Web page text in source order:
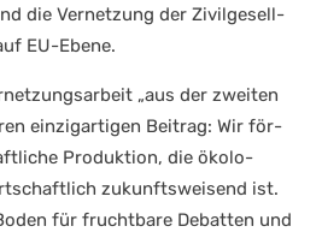
die Ver­net­zung der Zivil­ge­sell­
EU-Ebe­ne.
„aus der zwei­ten
ein­zig­ar­ti­gen Bei­trag: Wir för­
Pro­duk­ti­on, die öko­lo­
zukunfts­wei­send ist.
für frucht­ba­re Debat­ten und